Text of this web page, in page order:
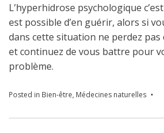
L’hyperhidrose psychologique
est possible d’en guérir, alors si
dans cette situation ne perdez
et continuez de vous battre pour
problème.
Posted in Bien-être, Médecines naturelles